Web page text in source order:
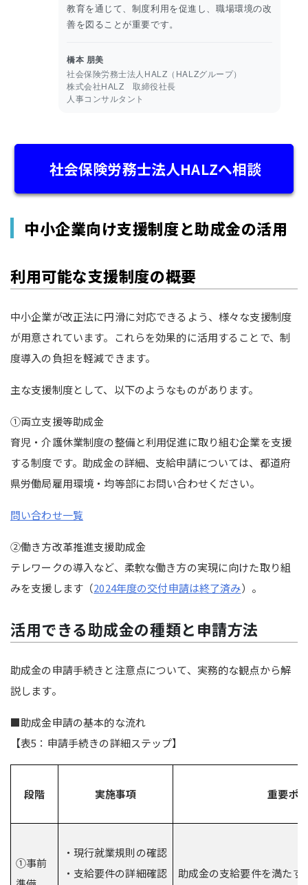
教育を通じて、制度利用を促進し、職場環境の改
善を図ることが重要です。
橋本 朋美
社会保険労務士法人HALZ（HALZグループ）
株式会社HALZ 取締役社長
人事コンサルタント
社会保険労務士法人HALZへ相談
中小企業向け支援制度と助成金の活用
利用可能な支援制度の概要
中小企業が改正法に円滑に対応できるよう、様々な支援制度
が用意されています。これらを効果的に活用することで、制
度導入の負担を軽減できます。
主な支援制度として、以下のようなものがあります。
①両立支援等助成金
育児・介護休業制度の整備と利用促進に取り組む企業を支援
する制度です。助成金の詳細、支給申請については、都道府
県労働局雇用環境・均等部にお問い合わせください。
問い合わせ一覧
②働き方改革推進支援助成金
テレワークの導入など、柔軟な働き方の実現に向けた取り組
みを支援します（2024年度の交付申請は終了済み）。
活用できる助成金の種類と申請方法
助成金の申請手続きと注意点について、実務的な観点から解
説します。
■助成金申請の基本的な流れ
【表5：申請手続きの詳細ステップ】
段階 実施事項 重要ポ
①事前
・現行就業規則の確認
・支給要件の詳細確認
助成金の支給要件を満たす